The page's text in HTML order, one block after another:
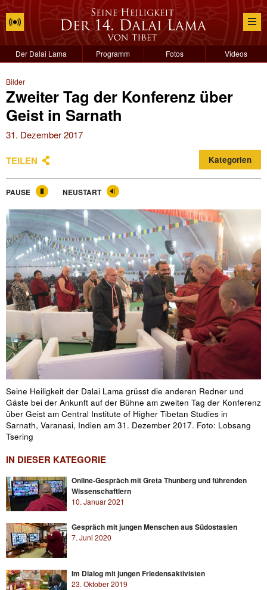
Der Dalai Lama Programm Fotos Videos
Bilder
Zweiter Tag der Konferenz über
Geist in Sarnath
31. Dezember 2017
TEILEN Kategorien
PAUSE NEUSTART
Seine Heiligkeit der Dalai Lama grüsst die anderen Redner und
Gäste bei der Ankunft auf der Bühne am zweiten Tag der Konferenz
über Geist am Central Institute of Higher Tibetan Studies in
Sarnath, Varanasi, Indien am 31. Dezember 2017. Foto: Lobsang
Tsering
IN DIESER KATEGORIE
Online-Gespräch mit Greta Thunberg und führenden
Wissenschaftlern
10. Januar 2021
Gespräch mit jungen Menschen aus Südostasien
7. Juni 2020
Im Dialog mit jungen Friedensaktivisten
23. Oktober 2019